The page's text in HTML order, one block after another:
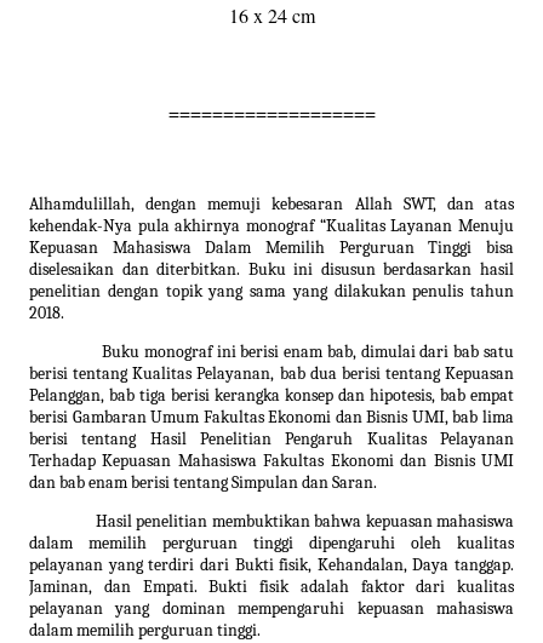
16 x 24 cm
===================
Alhamdulillah, dengan memuji kebesaran Allah SWT, dan atas
kehendak-Nya pula akhirnya monograf “Kualitas Layanan Menuju
Kepuasan Mahasiswa Dalam Memilih Perguruan Tinggi bisa
diselesaikan dan diterbitkan. Buku ini disusun berdasarkan hasil
penelitian dengan topik yang sama yang dilakukan penulis tahun
2018.
Buku monograf ini berisi enam bab, dimulai dari bab satu
berisi tentang Kualitas Pelayanan, bab dua berisi tentang Kepuasan
Pelanggan, bab tiga berisi kerangka konsep dan hipotesis, bab empat
berisi Gambaran Umum Fakultas Ekonomi dan Bisnis UMI, bab lima
berisi tentang Hasil Penelitian Pengaruh Kualitas Pelayanan
Terhadap Kepuasan Mahasiswa Fakultas Ekonomi dan Bisnis UMI
dan bab enam berisi tentang Simpulan dan Saran.
Hasil penelitian membuktikan bahwa kepuasan mahasiswa
dalam memilih perguruan tinggi dipengaruhi oleh kualitas
pelayanan yang terdiri dari Bukti fisik, Kehandalan, Daya tanggap.
Jaminan, dan Empati. Bukti fisik adalah faktor dari kualitas
pelayanan yang dominan mempengaruhi kepuasan mahasiswa
dalam memilih perguruan tinggi.